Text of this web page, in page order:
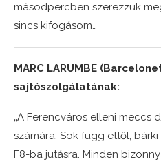
másodpercben szerezzük
sincs kifogásom…
MARC LARUMBE
sajtószolgálatának:
„A Ferencváros elleni meccs
számára. Sok függ ettől,
F8-ba jutásra. Minden